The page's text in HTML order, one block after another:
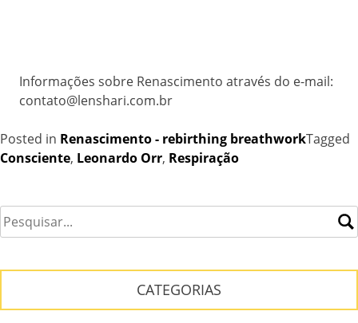
Informações sobre Renascimento através do e-mail:
contato@lenshari.com.br
Posted in Renascimento - rebirthing breathworkTagged
Consciente, Leonardo Orr, Respiração
CATEGORIAS